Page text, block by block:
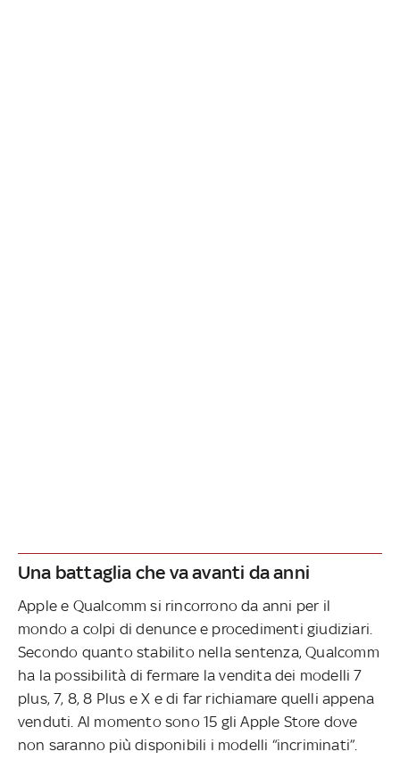
Una battaglia che va avanti da anni
Apple e Qualcomm si rincorrono da anni per il
mondo a colpi di denunce e procedimenti giudiziari.
Secondo quanto stabilito nella sentenza, Qualcomm
ha la possibilità di fermare la vendita dei modelli 7
plus, 7, 8, 8 Plus e X e di far richiamare quelli appena
venduti. Al momento sono 15 gli Apple Store dove
non saranno più disponibili i modelli “incriminati”.